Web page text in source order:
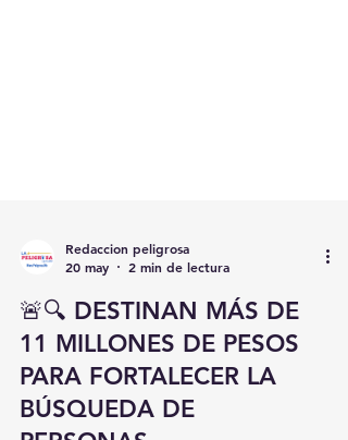
20 may
2 min de lectura
🚨🔍 DESTINAN MÁS DE
11 MILLONES DE PESOS
PARA FORTALECER LA